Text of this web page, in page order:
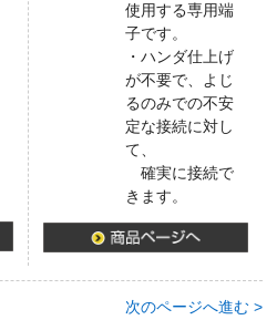
使用する専用端
子です。
・ハンダ仕上げ
が不要で、よじ
るのみでの不安
定な接続に対し
て、
確実に接続で
きます。
次のページへ進む >